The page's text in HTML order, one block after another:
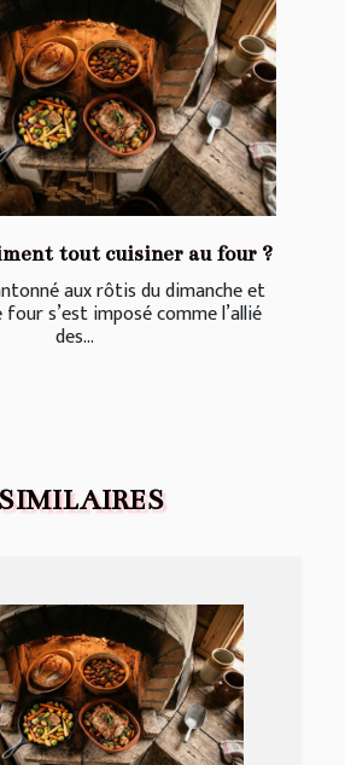
tout cuisiner au four ?
aux rôtis du dimanche et
s’est imposé comme l’allié
des...